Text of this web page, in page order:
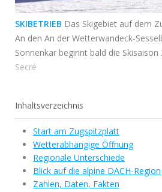
SKIBETRIEB Das Skigebiet auf dem
An den An der Wetterwandeck-
Sonnenkar beginnt bald die Skisaison
Secré
Inhaltsverzeichnis
Start am Zugspitzplatt
Wetterabhängige Öffnung
Regionale Unterschiede
Blick auf die alpine DACH-Region
Zahlen, Daten, Fakten